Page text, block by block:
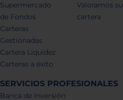
Supermercado
de Fondos
Carteras
Gestionadas
Cartera Liquidez
Carteras a éxito
Valoramos su
cartera
SERVICIOS PROFESIONALES
Banca de Inversión